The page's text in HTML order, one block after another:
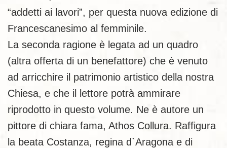
“addetti ai lavori”, per questa nuova edizione di
Francescanesimo al femminile.
La seconda ragione è legata ad un quadro
(altra offerta di un benefattore) che è venuto
ad arricchire il patrimonio artistico della nostra
Chiesa, e che il lettore potrà ammirare
riprodotto in questo volume. Ne è autore un
pittore di chiara fama, Athos Collura. Raffigura
la beata Costanza, regina d`Aragona e di